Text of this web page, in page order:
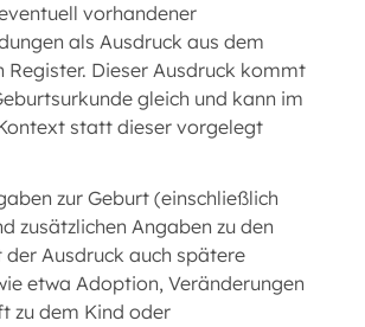
vorhandener
als Ausdruck aus dem
Register. Dieser Ausdruck kommt
gleich und kann im
statt dieser vorgelegt
zur Geburt (einschließlich
zusätzlichen Angaben zu den
Ausdruck auch spätere
etwa Adoption, Veränderungen
zu dem Kind oder